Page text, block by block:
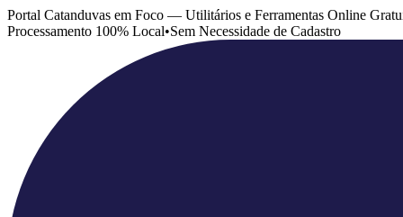
Portal Catanduvas em Foco — Utilitários e Ferramentas Online
Processamento 100% Local•Sem Necessidade de Cadastro